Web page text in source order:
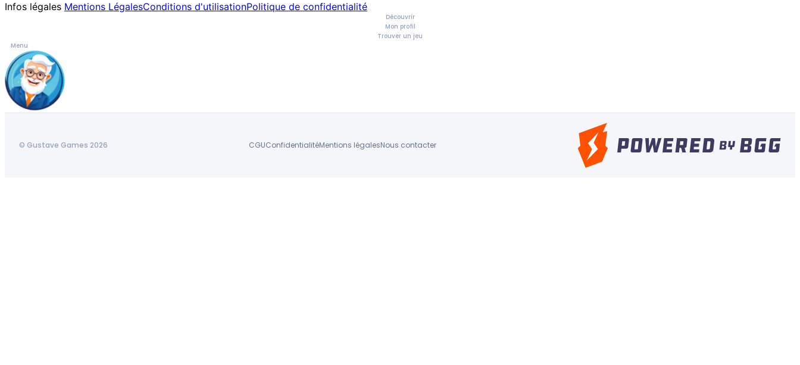
Infos légales Mentions LégalesConditions d'utilisationPolitique de confidentialité
Découvrir
Mon profil
Trouver un jeu
Menu
© Gustave Games 2026 CGUConfidentialitéMentions légalesNous contacter